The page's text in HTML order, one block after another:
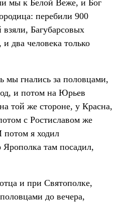
мы к Белой Веже, и Бог
перебили 900
Багубарсовых
два человека только
мы гнались за половцами,
и потом на Юрьев
той же стороне, у Красна,
с Ростиславом же
я ходил
там посадил,
и при Святополке,
до вечера,